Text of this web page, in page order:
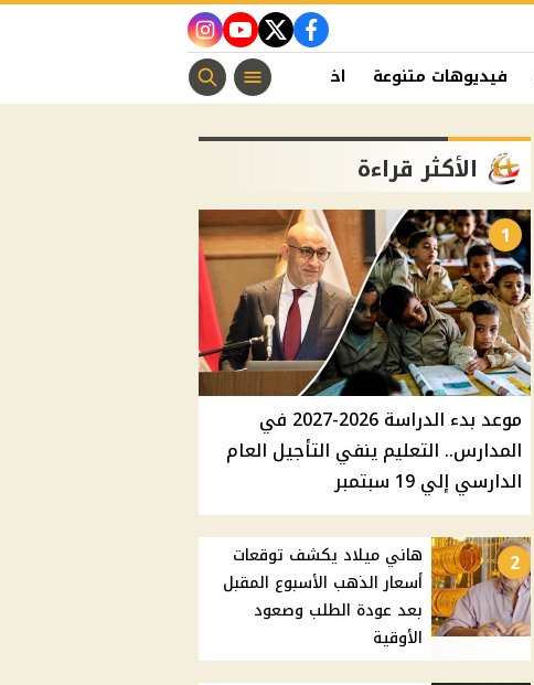
facebook
twitter
youtube
instagram
فيديوهات متنوعة اخبار الفن منوعات مسيحية
الأكثر قراءة
1
موعد بدء الدراسة 2026-2027 في
المدارس.. التعليم ينفي التأجيل العام
الدارسي إلي 19 سبتمبر
2
هاني ميلاد يكشف توقعات
أسعار الذهب الأسبوع المقبل
بعد عودة الطلب وصعود
الأوقية